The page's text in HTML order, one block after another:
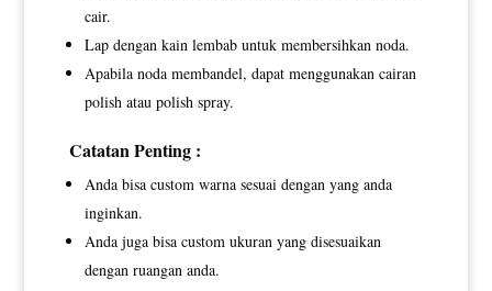
cair.
Lap dengan kain lembab untuk membersihkan noda.
Apabila noda membandel, dapat menggunakan cairan
polish atau polish spray.
Catatan Penting :
Anda bisa custom warna sesuai dengan yang anda
inginkan.
Anda juga bisa custom ukuran yang disesuaikan
dengan ruangan anda.